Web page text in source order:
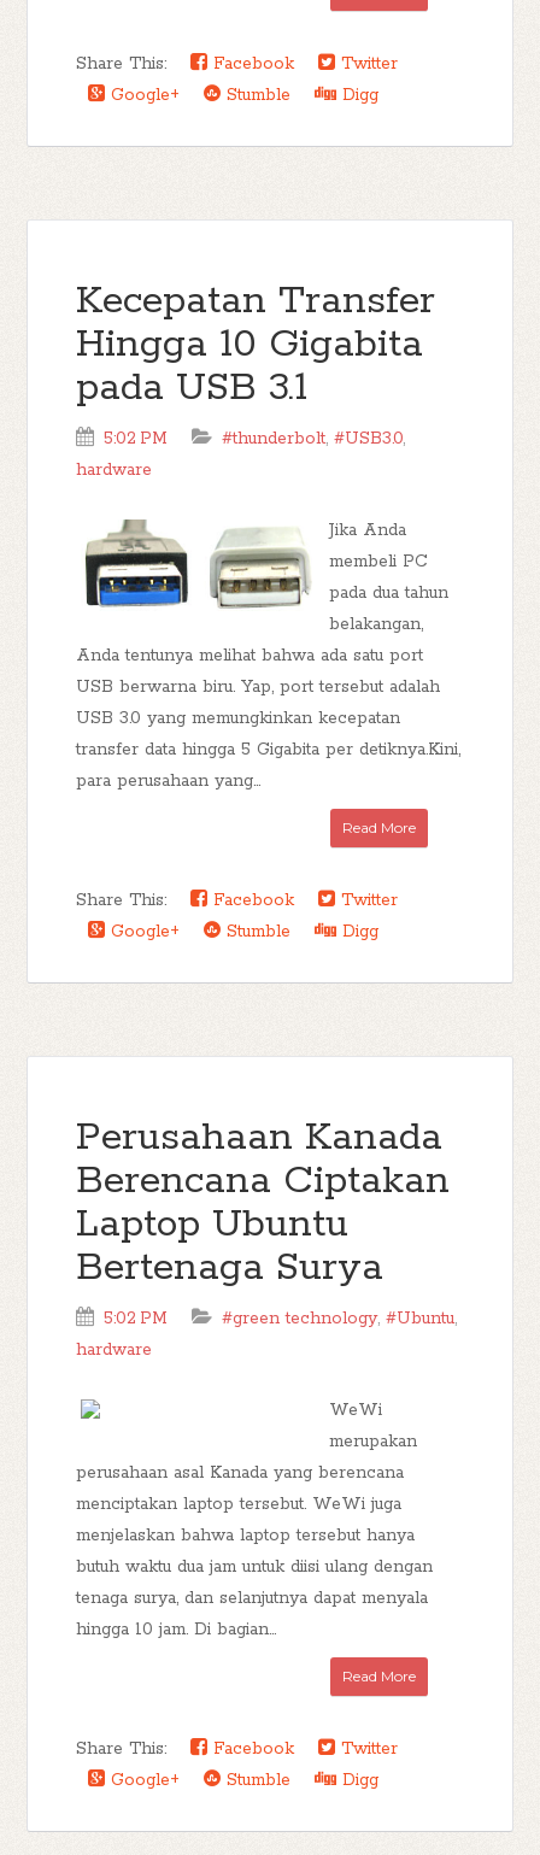
Share This: Facebook
Twitter
Google+
Stumble Digg
Kecepatan Transfer
Hingga 10 Gigabita
pada USB 3.1
5:02 PM #thunderbolt,#USB3.0,
hardware
Jika Anda
membeli PC
pada dua tahun
belakangan,
Anda tentunya melihat bahwa ada satu port
USB berwarna biru. Yap, port tersebut adalah
USB 3.0 yang memungkinkan kecepatan
transfer data hingga 5 Gigabita per detiknya.Kini,
para perusahaan yang...
Read More
Share This: Facebook
Twitter
Google+
Stumble Digg
Perusahaan Kanada
Berencana Ciptakan
Laptop Ubuntu
Bertenaga Surya
5:02 PM #green technology,#Ubuntu,
hardware
WeWi
merupakan
perusahaan asal Kanada yang berencana
menciptakan laptop tersebut. WeWi juga
menjelaskan bahwa laptop tersebut hanya
butuh waktu dua jam untuk diisi ulang dengan
tenaga surya, dan selanjutnya dapat menyala
hingga 10 jam. Di bagian...
Read More
Share This: Facebook
Twitter
Google+
Stumble Digg